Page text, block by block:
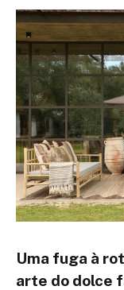
Uma fuga à
arte do dolce